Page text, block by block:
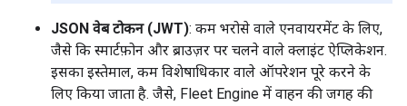
JSON वेब टोकन (JWT): कम भरोसे वाले एनवायरमेंट के लिए,
जैसे कि स्मार्टफ़ोन और ब्राउज़र पर चलने वाले क्लाइंट ऐप्लिकेशन.
इसका इस्तेमाल, कम विशेषाधिकार वाले ऑपरेशन पूरे करने के
लिए किया जाता है. जैसे, Fleet Engine में वाहन की जगह की